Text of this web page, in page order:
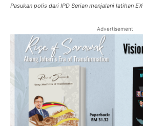
Pasukan polis dari IPD Serian menjalani latihan
Advertisement